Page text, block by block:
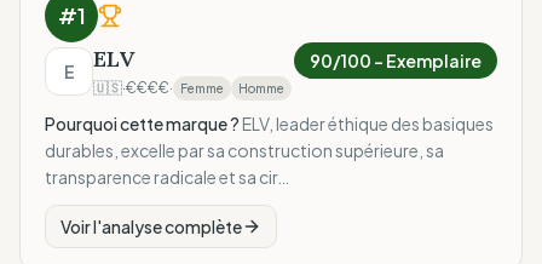
#1
E ELV
🇺🇸·€€€€· Femme Homme
90/100 – Exemplaire
Pourquoi cette marque ?ELV, leader éthique des basiques
durables, excelle par sa construction supérieure, sa
transparence radicale et sa cir…
Voir l'analyse complète